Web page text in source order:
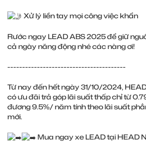
Xử lý liền tay mọi công việc khẩn
Rước ngay LEAD ABS 2025 để giữ
cả ngày năng động nhé các nàng ơi!
----------------------------------------
Từ nay đến hết ngày 31/10/2024,
có ưu đãi trả góp lãi suất thấp chỉ từ
đương 9.5%/ năm tính theo lãi suất
mới.
Mua ngay xe LEAD tại HEAD